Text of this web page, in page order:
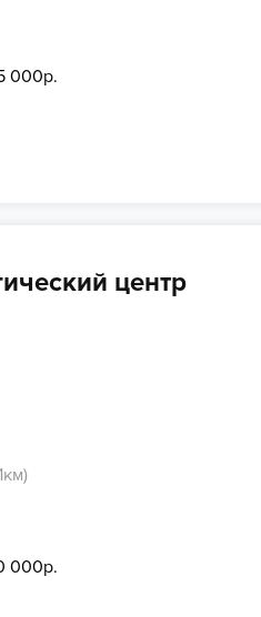
000р.
центр
000р.